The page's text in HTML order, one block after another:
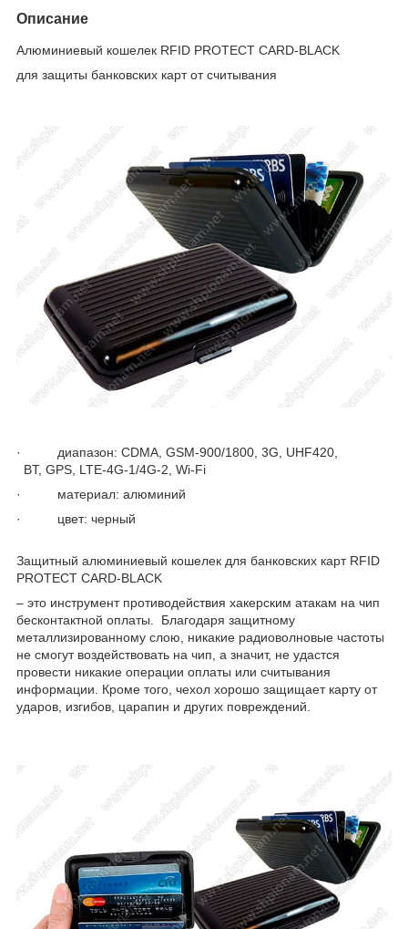
Описание
Алюминиевый кошелек RFID PROTECT CARD-BLACK
для защиты банковских карт от считывания
· диапазон: CDMA, GSM-900/1800, 3G, UHF420,
BT, GPS, LTE-4G-1/4G-2, Wi-Fi
· материал: алюминий
· цвет: черный
Защитный алюминиевый кошелек для банковских карт RFID
PROTECT CARD-BLACK
– это инструмент противодействия хакерским атакам на чип
бесконтактной оплаты. Благодаря защитному
металлизированному слою, никакие радиоволновые частоты
не смогут воздействовать на чип, а значит, не удастся
провести никакие операции оплаты или считывания
информации. Кроме того, чехол хорошо защищает карту от
ударов, изгибов, царапин и других повреждений.